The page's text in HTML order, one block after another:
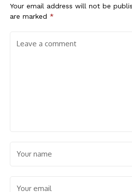
Your email address will not be
are marked *